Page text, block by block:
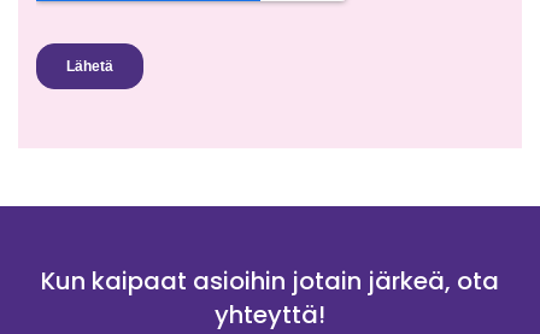
Kun kaipaat asioihin jotain järkeä, ota
yhteyttä!